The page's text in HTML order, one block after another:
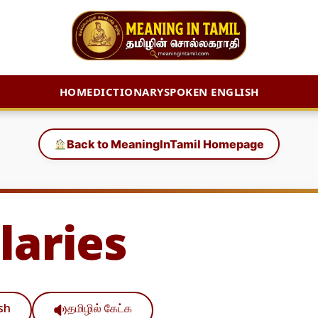
HOMEDICTIONARYSPOKEN ENGLISH
Back to MeaningInTamil Homepage
தமிழில் கேட்க